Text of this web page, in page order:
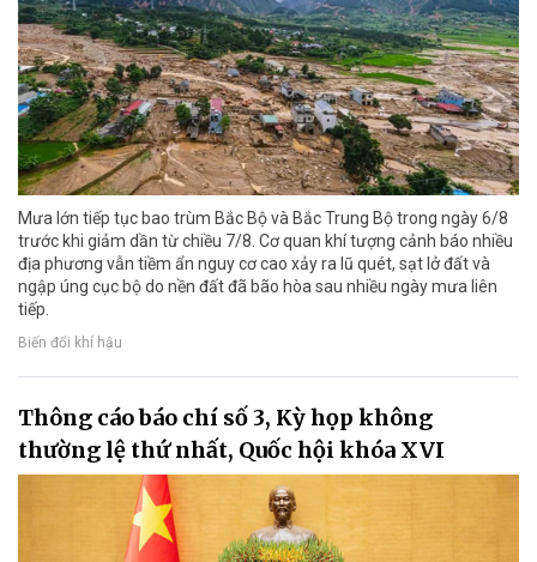
Mưa lớn tiếp tục bao trùm Bắc Bộ và Bắc Trung Bộ trong ngày 6/8
trước khi giảm dần từ chiều 7/8. Cơ quan khí tượng cảnh báo nhiều
địa phương vẫn tiềm ẩn nguy cơ cao xảy ra lũ quét, sạt lở đất và
ngập úng cục bộ do nền đất đã bão hòa sau nhiều ngày mưa liên
tiếp.
Biến đổi khí hậu
Thông cáo báo chí số 3, Kỳ họp không
thường lệ thứ nhất, Quốc hội khóa XVI